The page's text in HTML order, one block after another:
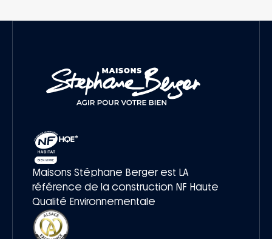
Maisons Stéphane Berger est LA
référence de la construction NF Haute
Qualité Environnementale